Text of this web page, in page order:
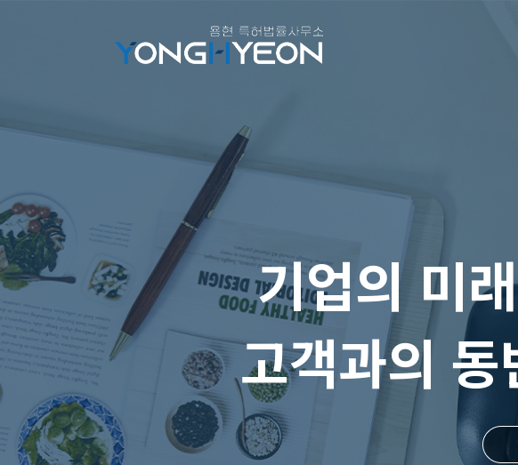
기업의 미
고객과의 동